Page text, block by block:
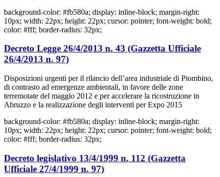
background-color: #fb580a; display: inline-block; margin-right:
10px; width: 22px; height: 22px; cursor: pointer; font-weight: bold;
color: #fff; border-radius: 32px;
Decreto Legge 26/4/2013 n. 43 (Gazzetta Ufficiale
26/4/2013 n. 97)
Disposizioni urgenti per il rilancio dell’area industriale di Piombino,
di contrasto ad emergenze ambientali, in favore delle zone
terremotate del maggio 2012 e per accelerare la ricostruzione in
Abruzzo e la realizzazione degli interventi per Expo 2015
background-color: #fb580a; display: inline-block; margin-right:
10px; width: 22px; height: 22px; cursor: pointer; font-weight: bold;
color: #fff; border-radius: 32px;
Decreto legislativo 13/4/1999 n. 112 (Gazzetta
Ufficiale 27/4/1999 n. 97)